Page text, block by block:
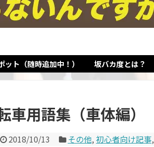
ト（随時追加中！） 坂バカ度とは？
車用語集（車体編）
2018/10/13 その他, 初心者向け記事,